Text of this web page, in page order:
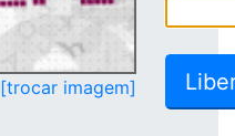
[trocar imagem]